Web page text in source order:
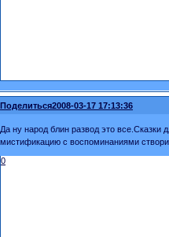
Поделиться2008-03-17 17:13:36
Да ну народ блин развод это
мистификацию с воспоминаниями
0